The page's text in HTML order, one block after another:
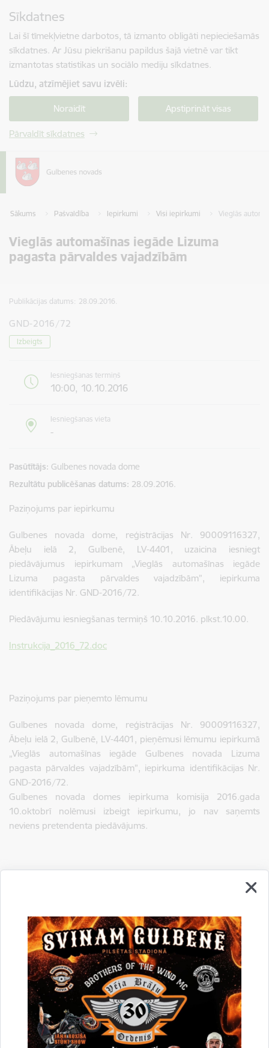
Sīkdatnes
Lai šī tīmekļvietne darbotos, tā izmanto obligāti nepieciešamās
sīkdatnes. Ar Jūsu piekrišanu papildus šajā vietnē var tikt
izmantotas statistikas un sociālo mediju sīkdatnes.
Lūdzu, atzīmējiet savu izvēli:
Noraidīt Apstiprināt visas
Pārvaldīt sīkdatnes
Sākums Pašvaldība Iepirkumi Visi iepirkumi Vieglās
Vieglās automašīnas iegāde Lizuma
pagasta pārvaldes vajadzībām
Publikācijas datums: 28.09.2016.
GND-2016/72
Izbeigts
Iesniegšanas termiņš
10:00, 10.10.2016
Iesniegšanas vieta
-
Pasūtītājs Gulbenes novada dome
Rezultātu publicēšanas datums 28.09.2016.
Paziņojums par iepirkumu
Gulbenes novada dome, reģistrācijas Nr. 90009116327,
Ābeļu ielā 2, Gulbenē, LV-4401, uzaicina iesniegt
piedāvājumus iepirkumam „Vieglās automašīnas iegāde
Lizuma pagasta pārvaldes vajadzībām”, iepirkuma
identifikācijas Nr. GND-2016/72.
Piedāvājumu iesniegšanas termiņš 10.10.2016. plkst.10.00.
Instrukcija_2016_72.doc
Paziņojums par pieņemto lēmumu
Gulbenes novada dome, reģistrācijas Nr. 90009116327,
Ābeļu ielā 2, Gulbenē, LV-4401, pieņēmusi lēmumu iepirkumā
„Vieglās automašīnas iegāde Gulbenes novada Lizuma
pagasta pārvaldes vajadzībām”, iepirkuma identifikācijas Nr.
GND-2016/72.
Gulbenes novada domes iepirkuma komisija 2016.gada
10.oktobrī nolēmusi izbeigt iepirkumu, jo nav saņemts
neviens pretendenta piedāvājums.